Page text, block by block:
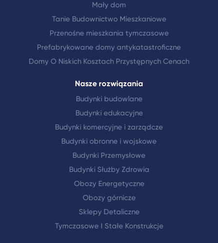
Mały dom
Tanie Budownictwo Mieszkaniowe
Przenośne mieszkania tymczasowe
Prefabrykowane domy antykatastroficzne
Domy O Niskich Kosztach Przystępnych Cenach
Nasze rozwiązania
Budynki budowlane
Budynki edukacyjne
Budynki komercyjne i zarządcze
Budynki obronne i wojskowe
Budynki Przemysłowe
Budynki Służby Zdrowia
Obozy Energetyczne
Obozy górnicze
Sklepy Detaliczne
Tymczasowe I Stałe Konstrukcje